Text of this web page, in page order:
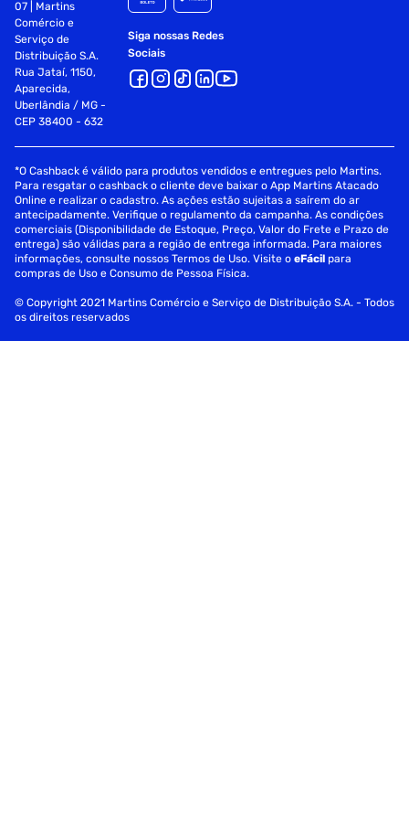
07 | Martins
Comércio e
Serviço de
Distribuição S.A.
Rua Jataí, 1150,
Aparecida,
Uberlândia / MG -
CEP 38400 - 632
Siga nossas Redes
Sociais
*O Cashback é válido para produtos vendidos e entregues pelo Martins.
Para resgatar o cashback o cliente deve baixar o App Martins Atacado
Online e realizar o cadastro. As ações estão sujeitas a saírem do ar
antecipadamente. Verifique o regulamento da campanha. As condições
comerciais (Disponibilidade de Estoque, Preço, Valor do Frete e Prazo de
entrega) são válidas para a região de entrega informada. Para maiores
informações, consulte nossos Termos de Uso. Visite oeFácil para
compras de Uso e Consumo de Pessoa Física.
© Copyright 2021 Martins Comércio e Serviço de Distribuição S.A. - Todos
os direitos reservados